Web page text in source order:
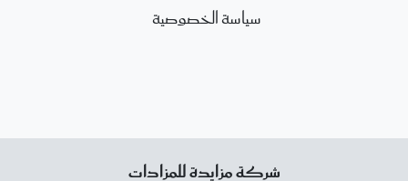
سياسة الخصوصية
شركة مزايدة للمزادات